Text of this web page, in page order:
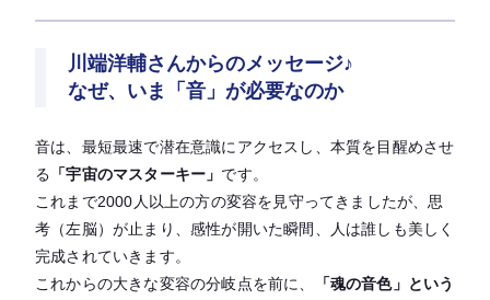
川端洋輔さんからのメッセージ♪
なぜ、いま「音」が必要なのか
音は、最短最速で潜在意識にアクセスし、本質を目醒めさせ
る 「宇宙のマスターキー」 です。
これまで2000人以上の方の変容を見守ってきましたが、思
考（左脳）が止まり、感性が開いた瞬間、人は誰しも美しく
完成されていきます。
これからの大きな変容の分岐点を前に、
「魂の音色」という